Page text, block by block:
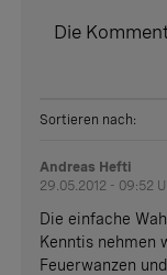
Die
Sortieren nach:
Andreas Hefti
29.05.2012 - 09:52
Die einfache
Kenntis nehmen
Feuerwanzen